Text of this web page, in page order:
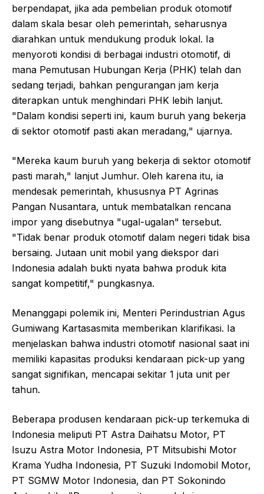
berpendapat, jika ada pembelian produk otomotif
dalam skala besar oleh pemerintah, seharusnya
diarahkan untuk mendukung produk lokal. Ia
menyoroti kondisi di berbagai industri otomotif, di
mana Pemutusan Hubungan Kerja (PHK) telah dan
sedang terjadi, bahkan pengurangan jam kerja
diterapkan untuk menghindari PHK lebih lanjut.
"Dalam kondisi seperti ini, kaum buruh yang bekerja
di sektor otomotif pasti akan meradang," ujarnya.
"Mereka kaum buruh yang bekerja di sektor otomotif
pasti marah," lanjut Jumhur. Oleh karena itu, ia
mendesak pemerintah, khususnya PT Agrinas
Pangan Nusantara, untuk membatalkan rencana
impor yang disebutnya "ugal-ugalan" tersebut.
"Tidak benar produk otomotif dalam negeri tidak bisa
bersaing. Jutaan unit mobil yang diekspor dari
Indonesia adalah bukti nyata bahwa produk kita
sangat kompetitif," pungkasnya.
Menanggapi polemik ini, Menteri Perindustrian Agus
Gumiwang Kartasasmita memberikan klarifikasi. Ia
menjelaskan bahwa industri otomotif nasional saat ini
memiliki kapasitas produksi kendaraan pick-up yang
sangat signifikan, mencapai sekitar 1 juta unit per
tahun.
Beberapa produsen kendaraan pick-up terkemuka di
Indonesia meliputi PT Astra Daihatsu Motor, PT
Isuzu Astra Motor Indonesia, PT Mitsubishi Motor
Krama Yudha Indonesia, PT Suzuki Indomobil Motor,
PT SGMW Motor Indonesia, dan PT Sokonindo